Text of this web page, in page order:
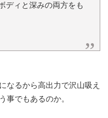
ディと深みの両方をも
なるから高出力で沢山吸え
事でもあるのか。